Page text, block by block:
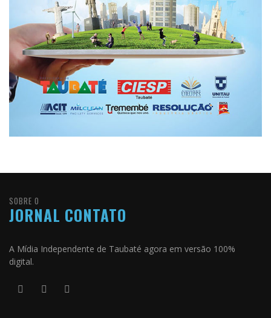
SOBRE O
JORNAL CONTATO
A Mídia Independente de Taubaté agora em versão 100%
digital.